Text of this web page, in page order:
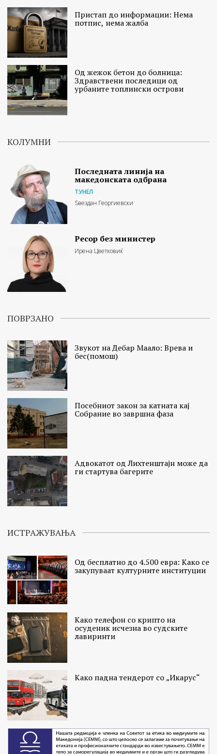
Пристап до информации: Нема
потпис, нема жалба
Од жежок бетон до болница:
Здравствени последици од
урбаните топлински острови
КОЛУМНИ
Последната линија на
македонската одбрана
ТУНЕЛ
Ѕвездан Георгиевски
Ресор без министер
Ирена Цветковиќ
ПОВРЗАНО
Звукот на Дебар Маало: Врева и
бес(помош)
Посебниот закон за катната кај
Собрание во завршна фаза
Адвокатот од Лихтенштајн може да
ги стартува багерите
ИСТРАЖУВАЊА
Од бесплатно до 4.500 евра: Како се
закупуваат културните институции
Како телефон со крипто на
осуденик исчезна во судските
лавиринти
Како падна тендерот со „Икарус“